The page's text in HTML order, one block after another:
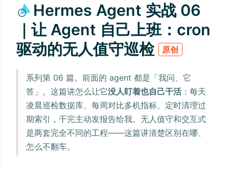
Hermes Agent 实战 06
｜让 Agent 自己上班：cron
驱动的无人值守巡检
原创
系列第 06 篇。前面的 agent 都是「我问、它
答」。这篇讲怎么让它没人盯着也自己干活：每天
凌晨巡检数据库、每周对比多机指标、定时清理过
期索引，干完主动发报告给我。无人值守和交互式
是两套完全不同的工程——这篇讲清楚区别在哪、
怎么不翻车。